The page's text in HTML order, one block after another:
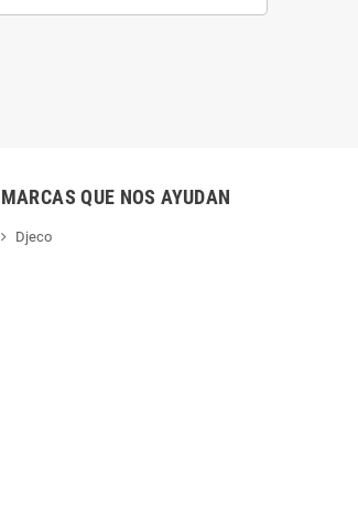
MARCAS QUE NOS AYUDAN
Djeco